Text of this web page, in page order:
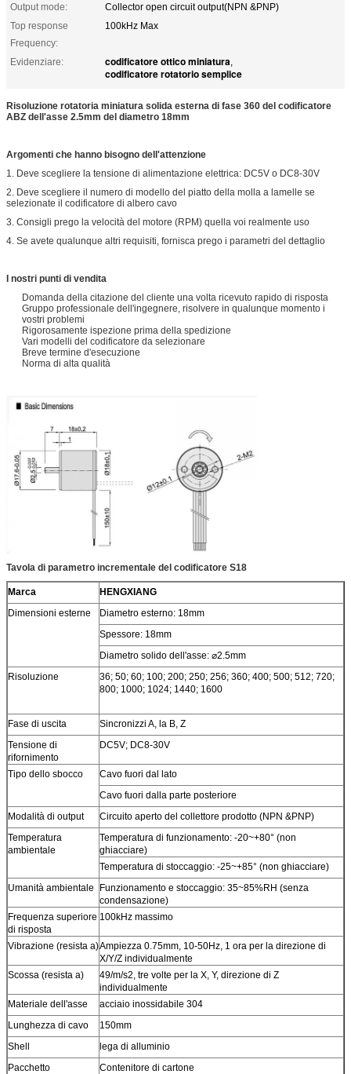
Output mode:
Collector open circuit output(NPN &PNP)
Top response
Frequency:
100kHz Max
Evidenziare: codificatore ottico miniatura,
codificatore rotatorio semplice
Risoluzione rotatoria miniatura solida esterna di fase 360 del codificatore
ABZ dell'asse 2.5mm del diametro 18mm
Argomenti che hanno bisogno dell'attenzione
1. Deve scegliere la tensione di alimentazione elettrica: DC5V o DC8-30V
2. Deve scegliere il numero di modello del piatto della molla a lamelle se
selezionate il codificatore di albero cavo
3. Consigli prego la velocità del motore (RPM) quella voi realmente uso
4. Se avete qualunque altri requisiti, fornisca prego i parametri del dettaglio
I nostri punti di vendita
Domanda della citazione del cliente una volta ricevuto rapido di risposta
Gruppo professionale dell'ingegnere, risolvere in qualunque momento i
vostri problemi
Rigorosamente ispezione prima della spedizione
Vari modelli del codificatore da selezionare
Breve termine d'esecuzione
Norma di alta qualità
Tavola di parametro incrementale del codificatore S18
Marca
HENGXIANG
Dimensioni esterne
Diametro esterno: 18mm
Spessore: 18mm
Diametro solido dell'asse: ⌀2.5mm
Risoluzione
36; 50; 60; 100; 200; 250; 256; 360; 400; 500; 512; 720;
800; 1000; 1024; 1440; 1600
Fase di uscita
Sincronizzi A, la B, Z
Tensione di
rifornimento
DC5V; DC8-30V
Tipo dello sbocco
Cavo fuori dal lato
Cavo fuori dalla parte posteriore
Modalità di output
Circuito aperto del collettore prodotto (NPN &PNP)
Temperatura
ambientale
Temperatura di funzionamento: -20~+80° (non
ghiacciare)
Temperatura di stoccaggio: -25~+85° (non ghiacciare)
Umanità ambientale
Funzionamento e stoccaggio: 35~85%RH (senza
condensazione)
Frequenza superiore
di risposta
100kHz massimo
Vibrazione (resista a)Ampiezza 0.75mm, 10-50Hz, 1 ora per la direzione di
X/Y/Z individualmente
Scossa (resista a)
49/m/s2, tre volte per la X, Y, direzione di Z
individualmente
Materiale dell'asse
acciaio inossidabile 304
Lunghezza di cavo
150mm
Shell
lega di alluminio
Pacchetto
Contenitore di cartone